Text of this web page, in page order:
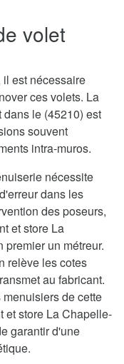
volet
est nécessaire
ces volets. La
le (45210) est
souvent
intra-muros.
nécessite
dans les
des poseurs,
et store La
un métreur.
relève les cotes
au fabricant.
de cette
et store La Chapelle-
garantir d'une